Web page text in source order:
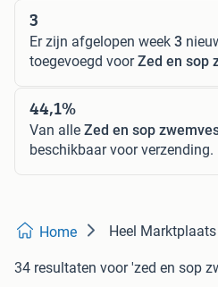
3
Er zijn afgelopen week 3
toegevoegd voorZed en sop
44,1%
Van alle Zed en sop
beschikbaar voor verzending.
Home Heel Marktplaats
34 resultaten voor 'zed en sop